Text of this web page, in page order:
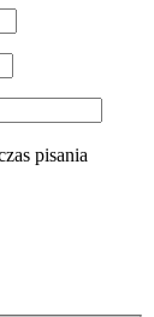
pisania